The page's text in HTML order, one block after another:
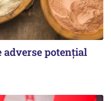
adverse potențial